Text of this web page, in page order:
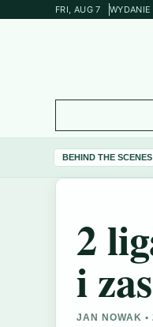
FRI, AUG 7 WYDANIE
BEHIND THE SCENES
2
i
JAN NOWAK •